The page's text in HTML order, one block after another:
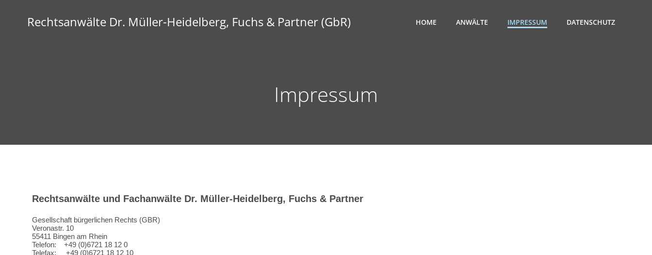
Rechtsanwälte Dr. Müller-Heidelberg, Fuchs & Partner (GbR) HOME ANWÄLTE IMPRESSUM DATENSCHUTZ
Impressum
Rechtsanwälte und Fachanwälte Dr. Müller-Heidelberg, Fuchs & Partner
Gesellschaft bürgerlichen Rechts (GBR)
Veronastr. 10
55411 Bingen am Rhein
Telefon: +49 (0)6721 18 12 0
Telefax: +49 (0)6721 18 12 10